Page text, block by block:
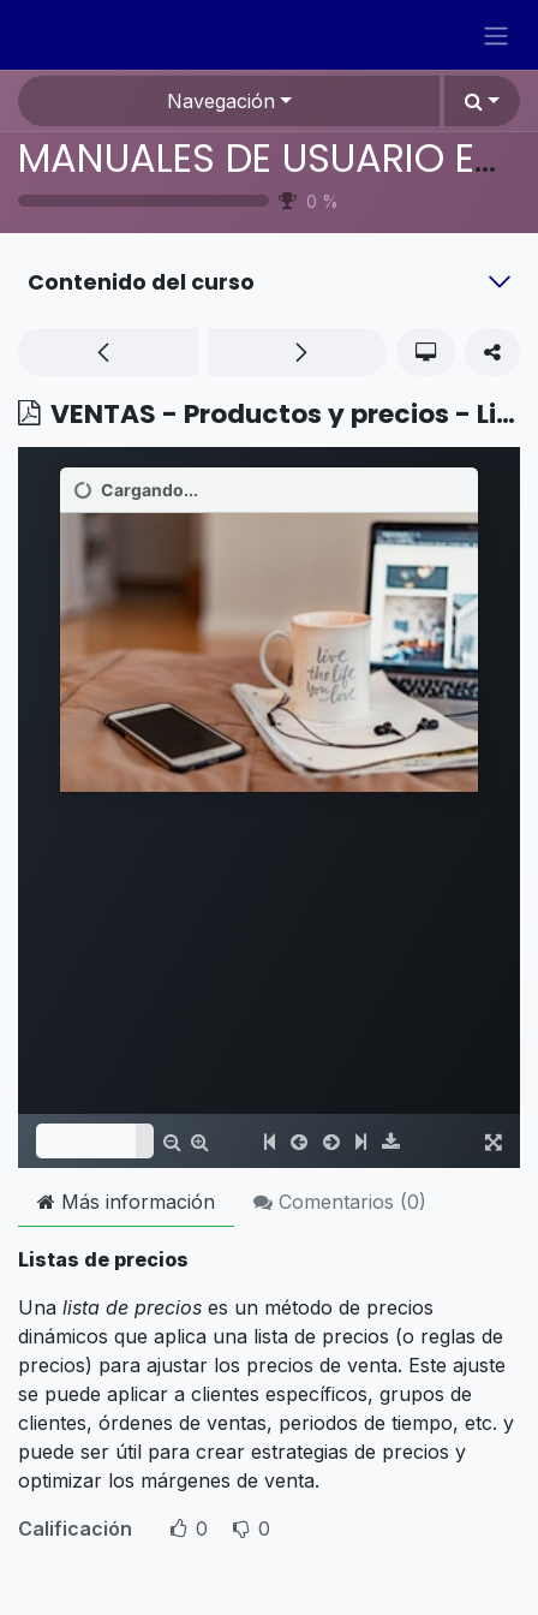
Navegación
MANUALES DE USUARIO EN ESPAÑOL ODOO 19
0 %
Contenido del curso
VENTAS - Productos y precios - Listas de precios
Más información Comentarios (0)
Listas de precios
Una lista de precios es un método de precios
dinámicos que aplica una lista de precios (o reglas de
precios) para ajustar los precios de venta. Este ajuste
se puede aplicar a clientes específicos, grupos de
clientes, órdenes de ventas, periodos de tiempo, etc. y
puede ser útil para crear estrategias de precios y
optimizar los márgenes de venta.
Calificación
0 0